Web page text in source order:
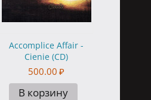
Accomplice Affair -
Cienie (CD)
500.00 ₽
В корзину